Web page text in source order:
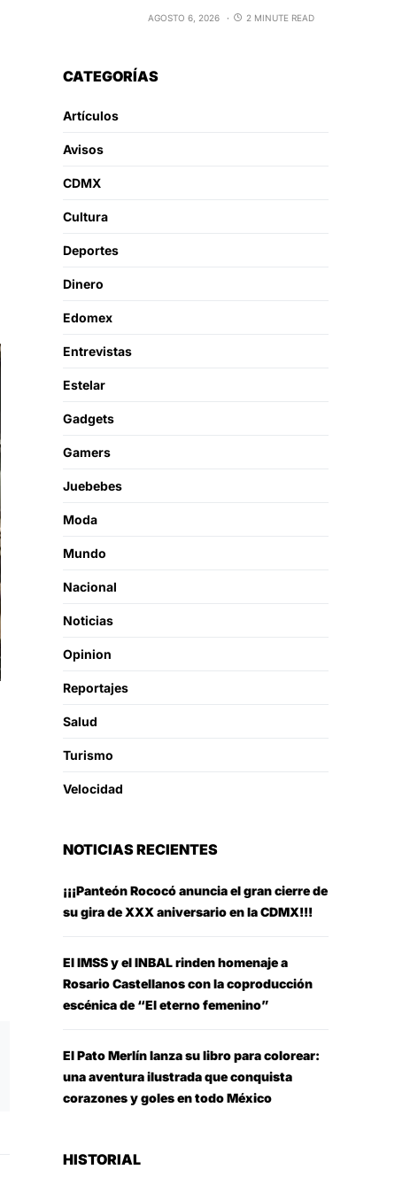
AGOSTO 6, 2026 2 MINUTE READ
CATEGORÍAS
Artículos
Avisos
CDMX
Cultura
Deportes
Dinero
Edomex
Entrevistas
Estelar
Gadgets
Gamers
Juebebes
Moda
Mundo
Nacional
Noticias
Opinion
Reportajes
Salud
Turismo
Velocidad
NOTICIAS RECIENTES
¡¡¡Panteón Rococó anuncia el gran cierre de
su gira de XXX aniversario en la CDMX!!!
El IMSS y el INBAL rinden homenaje a
Rosario Castellanos con la coproducción
escénica de “El eterno femenino”
El Pato Merlín lanza su libro para colorear:
una aventura ilustrada que conquista
corazones y goles en todo México
HISTORIAL